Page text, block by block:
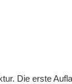
Die erste